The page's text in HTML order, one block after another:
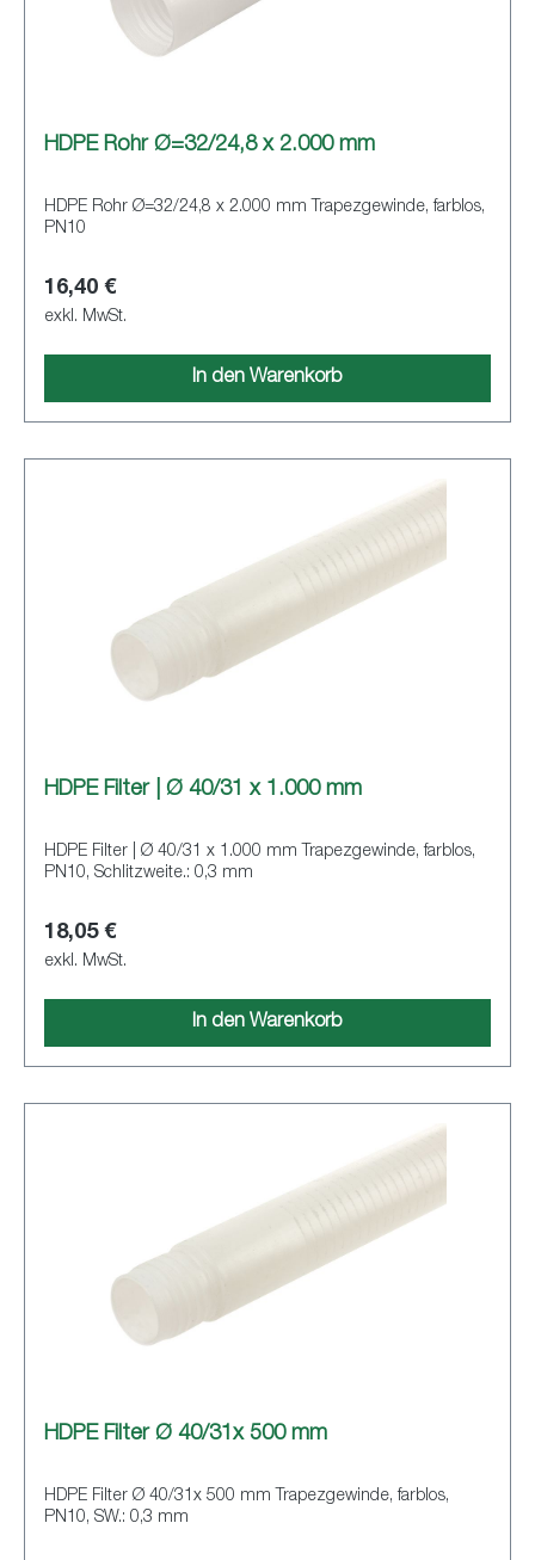
HDPE Rohr Ø=32/24,8 x 2.000 mm
HDPE Rohr Ø=32/24,8 x 2.000 mm Trapezgewinde, farblos,
PN10
16,40 €
exkl. MwSt.
In den Warenkorb
HDPE Filter | Ø 40/31 x 1.000 mm
HDPE Filter | Ø 40/31 x 1.000 mm Trapezgewinde, farblos,
PN10, Schlitzweite.: 0,3 mm
18,05 €
exkl. MwSt.
In den Warenkorb
HDPE Filter Ø 40/31x 500 mm
HDPE Filter Ø 40/31x 500 mm Trapezgewinde, farblos,
PN10, SW.: 0,3 mm